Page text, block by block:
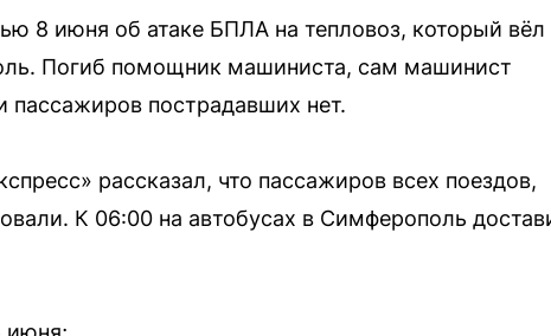
8 июня об атаке БПЛА на тепловоз, который вёл
Погиб помощник машиниста, сам машинист
пассажиров пострадавших нет.
рассказал, что пассажиров всех поездов,
К 06:00 на автобусах в Симферополь